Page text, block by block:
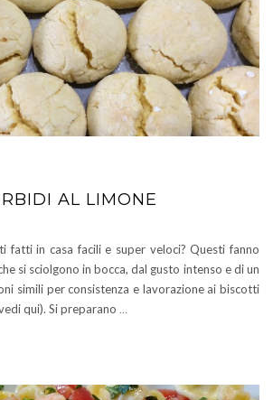
AL LIMONE
fatti in casa facili e super veloci? Questi fanno
si sciolgono in bocca, dal gusto intenso e di un
simili per consistenza e lavorazione ai biscotti
qui). Si preparano …